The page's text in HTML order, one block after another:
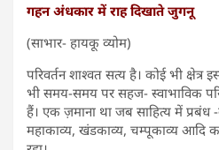
गहन अंधकार में राह दिखाते जुगनू
(साभार- हायकू व्योम)
परिवर्तन शाश्वत सत्य है। कोई भी क्षेत्र
भी समय-समय पर सहज- स्वाभाविक
हैं। एक ज़माना था जब साहित्य में प्रबंध
महाकाव्य, खंडकाव्य, चम्पूकाव्य आदि